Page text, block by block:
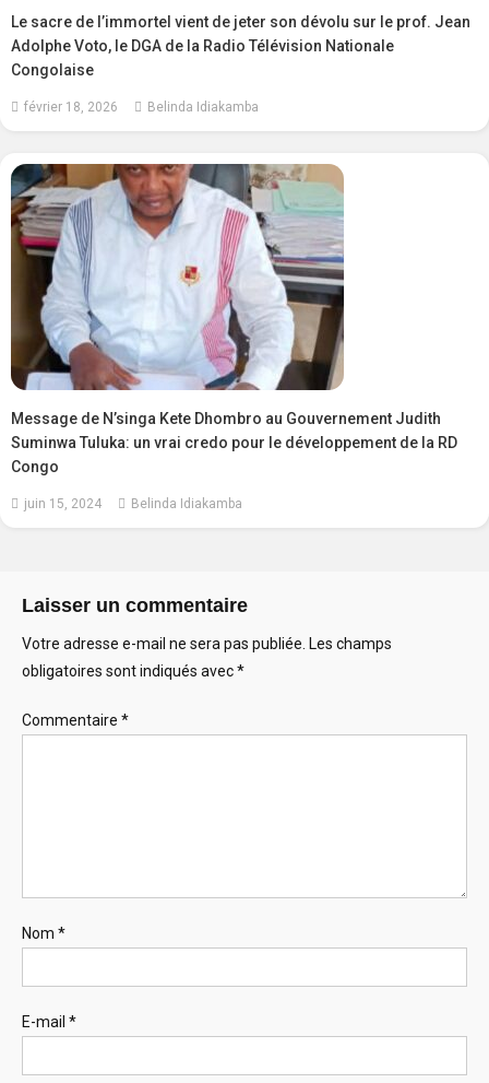
Le sacre de l’immortel vient de jeter son dévolu sur le prof. Jean
Adolphe Voto, le DGA de la Radio Télévision Nationale
Congolaise
février 18, 2026 Belinda Idiakamba
Message de N’singa Kete Dhombro au Gouvernement Judith
Suminwa Tuluka: un vrai credo pour le développement de la RD
Congo
juin 15, 2024 Belinda Idiakamba
Laisser un commentaire
Votre adresse e-mail ne sera pas publiée. Les champs
obligatoires sont indiqués avec*
Commentaire *
Nom *
E-mail *